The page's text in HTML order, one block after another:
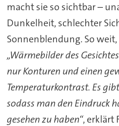
macht sie so sichtbar –
Dunkelheit, schlechter
Sonnenblendung. So
„Wärmebilder des
nur Konturen und einen
Temperaturkontrast. Es
sodass man den Eindruck
gesehen zu haben“, erklärt